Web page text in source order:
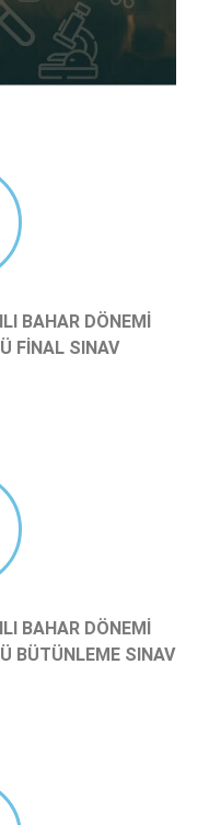
BAHAR DÖNEMİ
FİNAL SINAV
BAHAR DÖNEMİ
BÜTÜNLEME SINAV